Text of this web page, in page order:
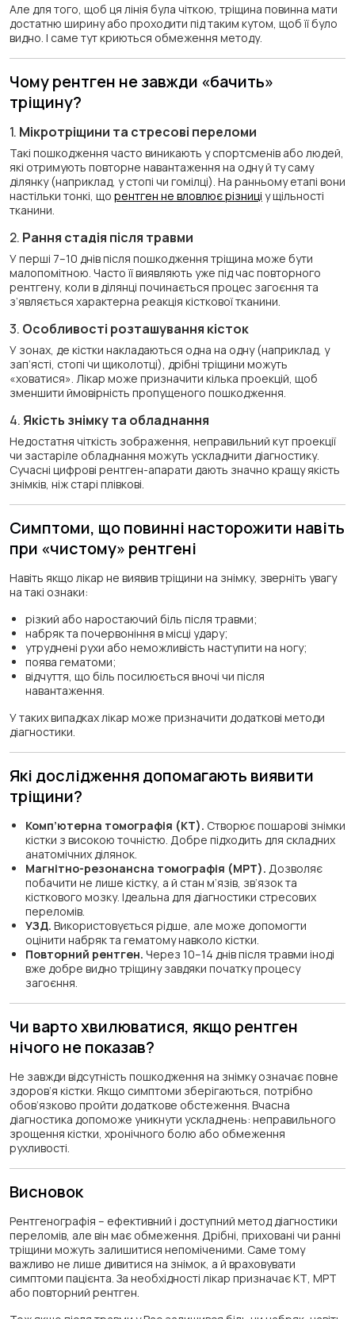
Але для того, щоб ця лінія була чіткою, тріщина повинна мати
достатню ширину або проходити під таким кутом, щоб її було
видно. І саме тут криються обмеження методу.
Чому рентген не завжди «бачить»
тріщину?
1. Мікротріщини та стресові переломи
Такі пошкодження часто виникають у спортсменів або людей,
які отримують повторне навантаження на одну й ту саму
ділянку (наприклад, у стопі чи гомілці). На ранньому етапі вони
настільки тонкі, що рентген не вловлює різниці у щільності
тканини.
2. Рання стадія після травми
У перші 7–10 днів після пошкодження тріщина може бути
малопомітною. Часто її виявляють уже під час повторного
рентгену, коли в ділянці починається процес загоєння та
з’являється характерна реакція кісткової тканини.
3. Особливості розташування кісток
У зонах, де кістки накладаються одна на одну (наприклад, у
зап’ясті, стопі чи щиколотці), дрібні тріщини можуть
«ховатися». Лікар може призначити кілька проекцій, щоб
зменшити ймовірність пропущеного пошкодження.
4. Якість знімку та обладнання
Недостатня чіткість зображення, неправильний кут проекції
чи застаріле обладнання можуть ускладнити діагностику.
Сучасні цифрові рентген-апарати дають значно кращу якість
знімків, ніж старі плівкові.
Симптоми, що повинні насторожити навіть
при «чистому» рентгені
Навіть якщо лікар не виявив тріщини на знімку, зверніть увагу
на такі ознаки:
різкий або наростаючий біль після травми;
набряк та почервоніння в місці удару;
утруднені рухи або неможливість наступити на ногу;
поява гематоми;
відчуття, що біль посилюється вночі чи після
навантаження.
У таких випадках лікар може призначити додаткові методи
діагностики.
Які дослідження допомагають виявити
тріщини?
Комп’ютерна томографія (КТ). Створює пошарові знімки
кістки з високою точністю. Добре підходить для складних
анатомічних ділянок.
Магнітно-резонансна томографія (МРТ). Дозволяє
побачити не лише кістку, а й стан м’язів, зв’язок та
кісткового мозку. Ідеальна для діагностики стресових
переломів.
УЗД. Використовується рідше, але може допомогти
оцінити набряк та гематому навколо кістки.
Повторний рентген. Через 10–14 днів після травми іноді
вже добре видно тріщину завдяки початку процесу
загоєння.
Чи варто хвилюватися, якщо рентген
нічого не показав?
Не завжди відсутність пошкодження на знімку означає повне
здоров’я кістки. Якщо симптоми зберігаються, потрібно
обов’язково пройти додаткове обстеження. Вчасна
діагностика допоможе уникнути ускладнень: неправильного
зрощення кістки, хронічного болю або обмеження
рухливості.
Висновок
Рентгенографія – ефективний і доступний метод діагностики
переломів, але він має обмеження. Дрібні, приховані чи ранні
тріщини можуть залишитися непоміченими. Саме тому
важливо не лише дивитися на знімок, а й враховувати
симптоми пацієнта. За необхідності лікар призначає КТ, МРТ
або повторний рентген.